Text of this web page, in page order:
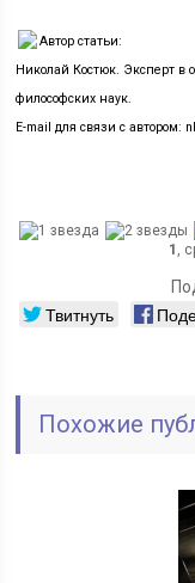
Автор статьи:
Николай Костюк. Эксперт в
философских наук.
E-mail для связи с автором:
1
,
Твитнуть
Похожие